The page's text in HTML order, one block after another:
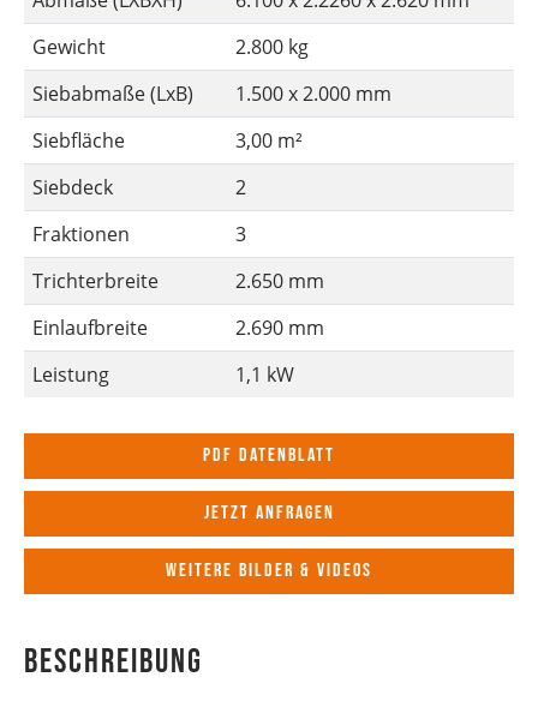
Gewicht
2.800 kg
Siebabmaße (LxB)
1.500 x 2.000 mm
Siebfläche
3,00 m²
Siebdeck
2
Fraktionen
3
Trichterbreite
2.650 mm
Einlaufbreite
2.690 mm
Leistung
1,1 kW
PDF Datenblatt
Jetzt anfragen
Weitere Bilder & Videos
Beschreibung